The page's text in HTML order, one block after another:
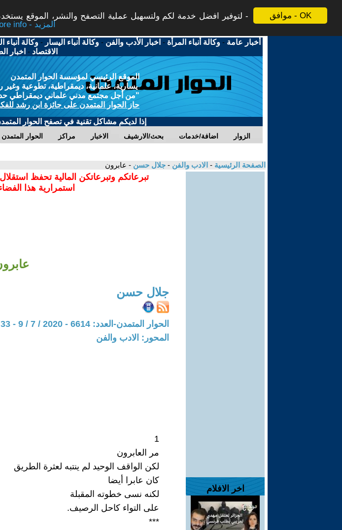
موافق - OK
لتوفير افضل خدمة لكم ولتسهيل عملية التصفح والنشر، الموقع
More info - المزيد
أخبار عامة -وكالة أنباء المرأة - اخبار الأدب والفن -وكالة أنباء اليسار -وكالة أنباء
الاقتصاد - اخبار
الموقع الرئيسي لمؤسسة الحوار المتمدن
يسارية، علمانية، ديمقراطية، تطوعية وغير
"من أجل مجتمع مدني علماني ديمقراطي
حاز الحوار المتمدن على جائزة ابن رشد
إذا لديكم مشاكل تقنية في تصفح الحوار
الحوار المتمدن مراكز الاخبار بحث/الارشيف اضافة/خدمات الزوار
الصفحة الرئيسية - الادب والفن - جلال حسن - عابرون
اخر الافلام
تبرعاتكم وتبرعاتكن المالية تحفظ
استمرارية هذا
جلال حسن
الحوار المتمدن-العدد: 6614 - 2020 / 7 / 9 - 14:33
المحور: الادب والفن
1
مر العابرون
لكن الواقف الوحيد لم ينتبه لعثرة الطريق
كان عابرا أيضا
لكنه نسى خطوته المقبلة
على التواء كاحل الرصيف.
***